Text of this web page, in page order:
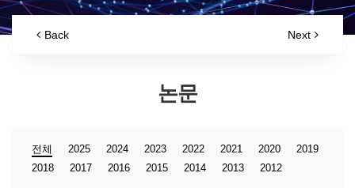
Back Next
논문
전체 2025 2024 2023 2022 2021 2020
2019
2018
2017 2016 2015 2014 2013 2012